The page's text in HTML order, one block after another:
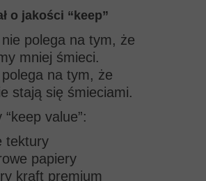
o jakości “keep”
polega na tym, że
mniej śmieci.
na tym, że
stają się śmieciami.
“keep value”:
tektury
papiery
kraft premium